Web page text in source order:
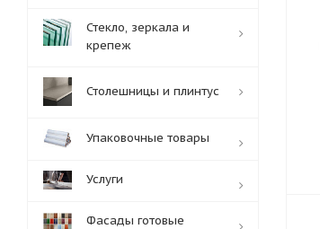
Стекло, зеркала и
крепеж
Столешницы и плинтус
Упаковочные товары
Услуги
Фасады готовые